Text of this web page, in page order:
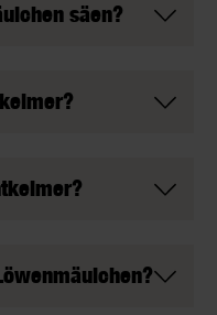
säen?